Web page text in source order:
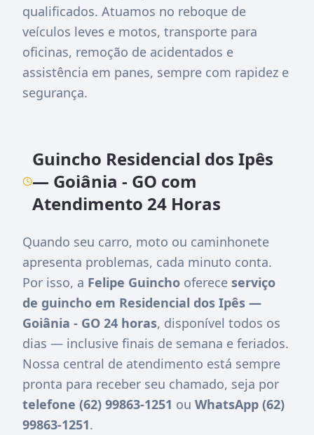
qualificados. Atuamos no reboque de
veículos leves e motos, transporte para
oficinas, remoção de acidentados e
assistência em panes, sempre com rapidez e
segurança.
Guincho Residencial dos Ipês
— Goiânia - GO com
Atendimento 24 Horas
Quando seu carro, moto ou caminhonete
apresenta problemas, cada minuto conta.
Por isso, a Felipe Guincho oferece serviço
de guincho em Residencial dos Ipês —
Goiânia - GO 24 horas, disponível todos os
dias — inclusive finais de semana e feriados.
Nossa central de atendimento está sempre
pronta para receber seu chamado, seja por
telefone (62) 99863-1251 ou WhatsApp (62)
99863-1251.